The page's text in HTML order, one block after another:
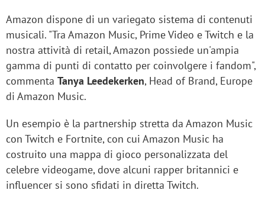
Amazon dispone di un variegato sistema di contenuti
musicali. "Tra Amazon Music, Prime Video e Twitch e la
nostra attività di retail, Amazon possiede un'ampia
gamma di punti di contatto per coinvolgere i fandom",
commenta Tanya Leedekerken, Head of Brand, Europe
di Amazon Music.
Un esempio è la partnership stretta da Amazon Music
con Twitch e Fortnite, con cui Amazon Music ha
costruito una mappa di gioco personalizzata del
celebre videogame, dove alcuni rapper britannici e
influencer si sono sfidati in diretta Twitch.